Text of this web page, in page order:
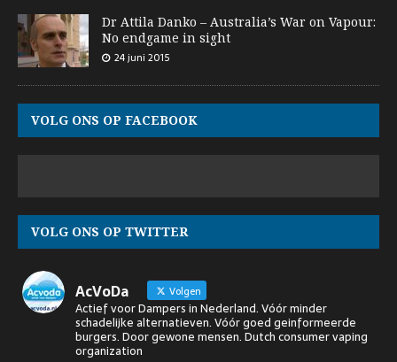
Dr Attila Danko – Australia’s War on Vapour:
No endgame in sight
24 juni 2015
VOLG ONS OP FACEBOOK
VOLG ONS OP TWITTER
AcVoDa Volgen
Actief voor Dampers in Nederland. Vóór minder
schadelijke alternatieven. Vóór goed geinformeerde
burgers. Door gewone mensen. Dutch consumer vaping
organization